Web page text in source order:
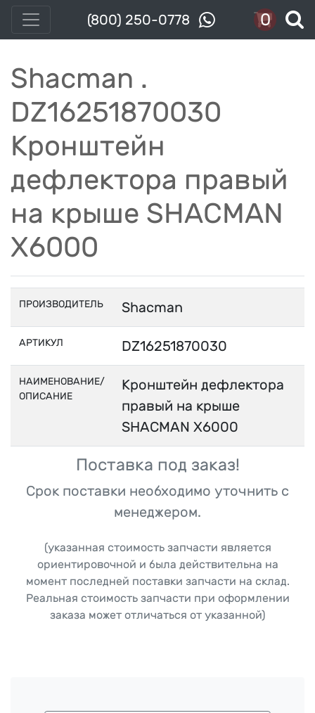
(800) 250-0778 0
Shacman .
DZ16251870030
Кронштейн
дефлектора правый
на крыше SHACMAN
X6000
ПРОИЗВОДИТЕЛЬ Shacman
АРТИКУЛ DZ16251870030
НАИМЕНОВАНИЕ/
ОПИСАНИЕ
Кронштейн дефлектора
правый на крыше
SHACMAN X6000
Поставка под заказ!
Срок поставки необходимо уточнить с
менеджером.
(указанная стоимость запчасти является
ориентировочной и была действительна на
момент последней поставки запчасти на склад.
Реальная стоимость запчасти при оформлении
заказа может отличаться от указанной)